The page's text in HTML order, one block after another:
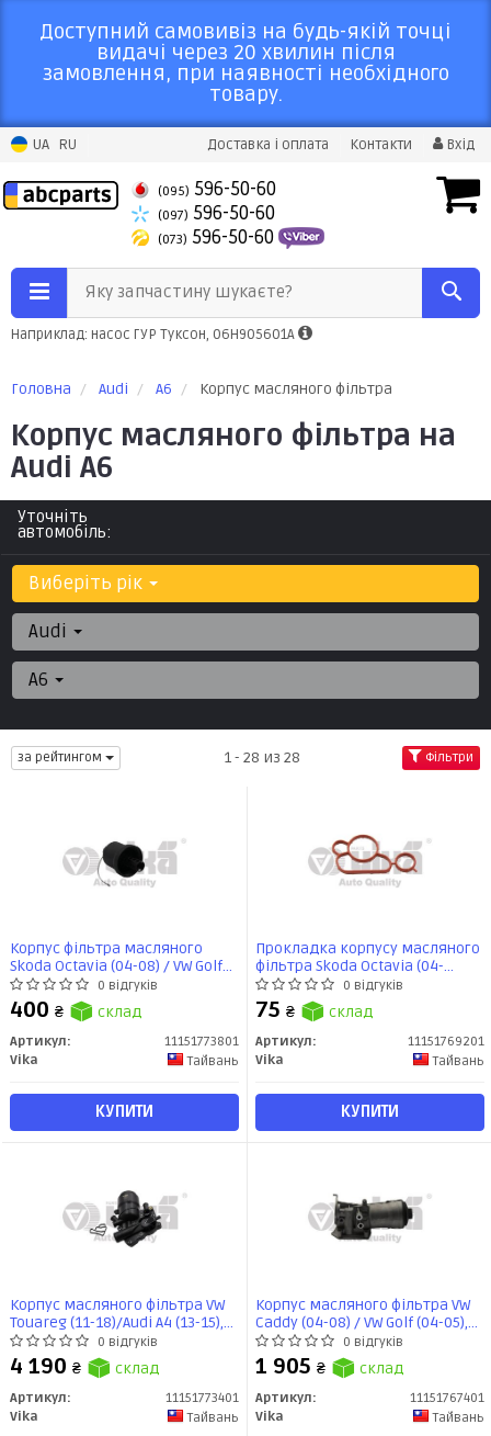
Доступний самовивіз на будь-якій точці
видачі через 20 хвилин після
замовлення, при наявності необхідного
товару.
UA RU Доставка і оплата Контакти Вхід
(095) 596-50-60
(097) 596-50-60
(073) 596-50-60
Яку запчастину шукаєте?
Наприклад: насос ГУР Туксон, 06H905601A
Головна Audi A6 Корпус масляного фільтра
Корпус масляного фільтра на
Audi A6
Уточніть
автомобіль:
Виберіть рік
Audi
A6
за рейтингом 1 - 28 из 28 Фільтри
Корпус фільтра масляного
Skoda Octavia (04-08) / VW Golf
(04-13), Jetta (06-11), Passat (06-
11) / Audi A4 (05-08), A6 (05-11)
(11151773801) VIKA
0 відгуків
400 ₴ склад
Артикул:
11151773801
Vika
Тайвань
КУПИТИ
Прокладка корпусу масляного
фільтра Skoda Octavia (04-
13)/VW Golf (07-14),Jetta (06-
14),Passat (08-15),Tiguan (08-
17),T5 (12-16) (11151769201) VIKA
0 відгуків
75 ₴ склад
Артикул:
11151769201
Vika
Тайвань
КУПИТИ
Корпус масляного фільтра VW
Touareg (11-18)/Audi A4 (13-15),
A6 (11-18), A8 (10-17), Q7 (10-15),
A6 (11-18) (11151773401) VIKA
0 відгуків
4 190 ₴ склад
Артикул:
11151773401
Vika
Тайвань
Корпус масляного фільтра VW
Caddy (04-08) / VW Golf (04-05),
Polo (00-05), Sharan (03-05), T5
(03-07) / Audi A4 (05-08), A6 (05
-08) (11151767401) VIKA
0 відгуків
1 905 ₴ склад
Артикул:
11151767401
Vika
Тайвань